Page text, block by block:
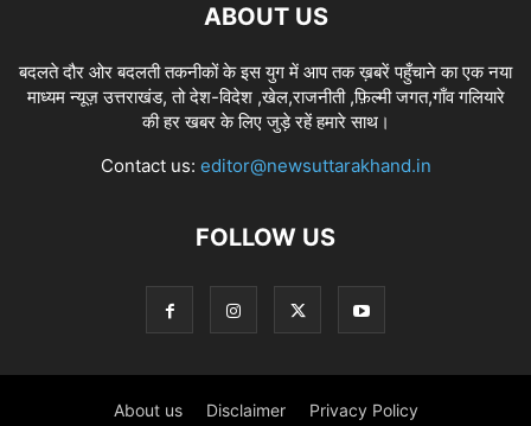
ABOUT US
बदलते दौर ओर बदलती तकनीकों के इस युग में आप तक ख़बरें पहुँचाने का एक नया
माध्यम न्यूज़ उत्तराखंड, तो देश-विदेश ,खेल,राजनीती ,फ़िल्मी जगत,गाँव गलियारे
की हर खबर के लिए जुड़े रहें हमारे साथ।
Contact us: editor@newsuttarakhand.in
FOLLOW US
About us Disclaimer Privacy Policy